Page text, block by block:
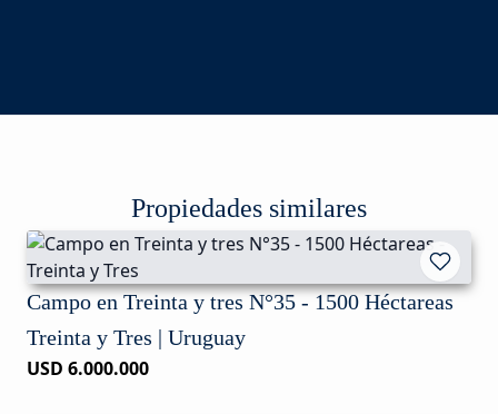
Propiedades similares
Campo en Treinta y tres N°35 - 1500 Héctareas
Treinta y Tres | Uruguay
USD 6.000.000